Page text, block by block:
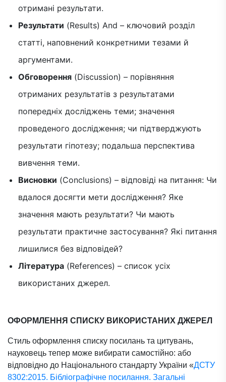
отримані результати.
Результати (Results) And – ключовий розділ
статті, наповнений конкретними тезами й
аргументами.
Обговорення(Discussion) – порівняння
отриманих результатів з результатами
попередніх досліджень теми; значення
проведеного дослідження; чи підтверджують
результати гіпотезу; подальша перспектива
вивчення теми.
Висновки (Conclusions) – відповіді на питання: Чи
вдалося досягти мети дослідження? Яке
значення мають результати? Чи мають
результати практичне застосування? Які питання
лишилися без відповідей?
Література(References) – список усіх
використаних джерел.
ОФОРМЛЕННЯ СПИСКУ ВИКОРИСТАНИХ ДЖЕРЕЛ
Стиль оформлення списку посилань та цитувань,
науковець тепер може вибирати самостійно: або
відповідно до Національного стандарту України «ДСТУ
8302:2015. Бібліографічне посилання. Загальні